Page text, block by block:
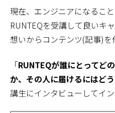
現在、エンジニアになるこ
RUNTEQを受講して良いキ
想いからコンテンツ(記事)を
「RUNTEQが誰にとってど
か、その人に届けるにはど
講生にインタビューしてイ